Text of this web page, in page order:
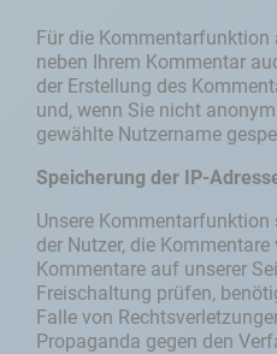
Für die Kommentarfunktion
neben Ihrem Kommentar
der Erstellung des
und, wenn Sie nicht
gewählte Nutzername
Speicherung der IP-
Unsere Kommentarfunktion
der Nutzer, die
Kommentare auf unserer
Freischaltung prüfen,
Falle von
Propaganda gegen den